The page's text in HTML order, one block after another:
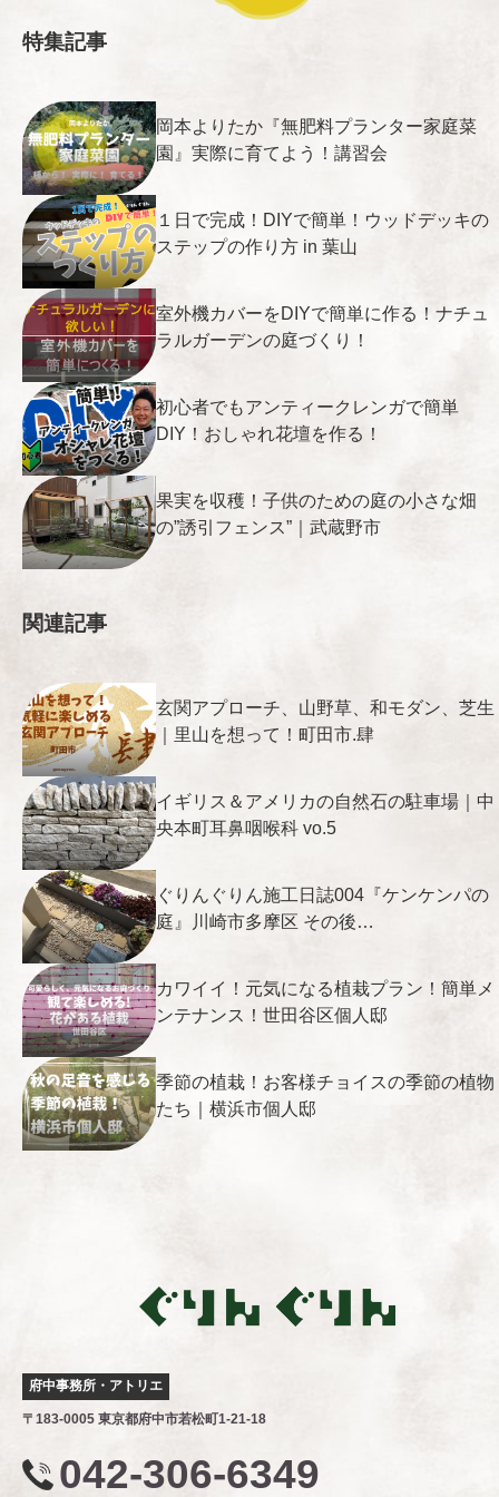
特集記事
岡本よりたか『無肥料プランター家庭菜
園』実際に育てよう！講習会
１日で完成！DIYで簡単！ウッドデッキの
ステップの作り方 in 葉山
室外機カバーをDIYで簡単に作る！ナチュ
ラルガーデンの庭づくり！
初心者でもアンティークレンガで簡単
DIY！おしゃれ花壇を作る！
果実を収穫！子供のための庭の小さな畑
の”誘引フェンス”｜武蔵野市
関連記事
玄関アプローチ、山野草、和モダン、芝生
｜里山を想って！町田市.肆
イギリス＆アメリカの自然石の駐車場｜中
央本町耳鼻咽喉科 vo.5
ぐりんぐりん施工日誌004『ケンケンパの
庭』川崎市多摩区 その後…
カワイイ！元気になる植栽プラン！簡単メ
ンテナンス！世田谷区個人邸
季節の植栽！お客様チョイスの季節の植物
たち｜横浜市個人邸
府中事務所・アトリエ
〒183-0005 東京都府中市若松町1-21-18
042-306-6349